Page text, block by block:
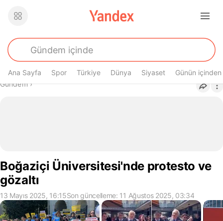
Ana Sayfa Spor Türkiye Dünya Siyaset Günün içinden
Buradasın
Gündem›
Boğaziçi Üniversitesi'nde protesto ve
gözaltı
13 Mayıs 2025, 16:15Son güncelleme: 11 Ağustos 2025, 03:34